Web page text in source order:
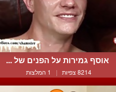
אוסף גמירות על הפנים של ...
8214 צפיות | 1 המלצות